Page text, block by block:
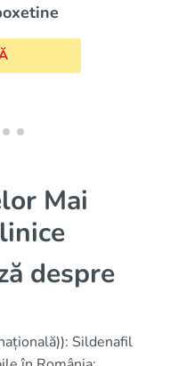
Mai
despre
Sildenafil